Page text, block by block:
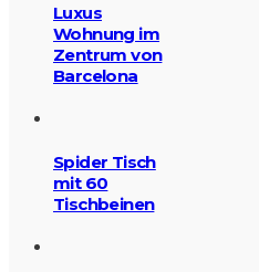
Luxus
Wohnung im
Zentrum von
Barcelona
Spider Tisch
mit 60
Tischbeinen